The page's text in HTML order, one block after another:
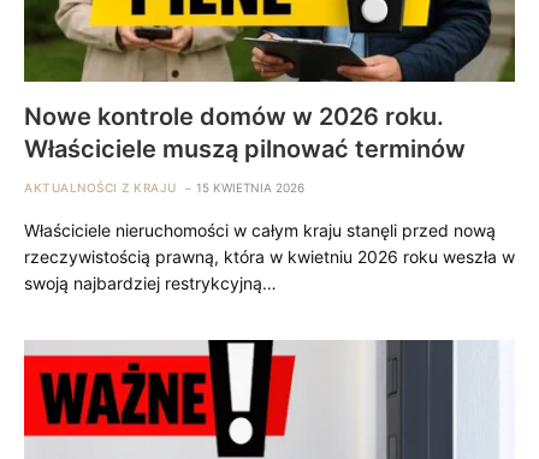
Nowe kontrole domów w 2026 roku.
Właściciele muszą pilnować terminów
AKTUALNOŚCI Z KRAJU 15 KWIETNIA 2026
Właściciele nieruchomości w całym kraju stanęli przed nową
rzeczywistością prawną, która w kwietniu 2026 roku weszła w
swoją najbardziej restrykcyjną…